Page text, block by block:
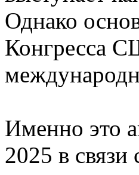
Однако
Конгресса
Именно это
2025 в